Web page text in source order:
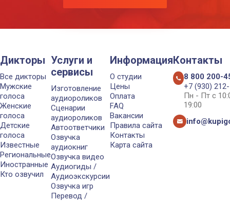
Дикторы
Все дикторы
Мужские
голоса
Женские
голоса
Детские
голоса
Известные
Региональные
Иностранные
Кто озвучил
Услуги и
сервисы
Изготовление
аудиороликов
Сценарии
аудиороликов
Автоответчики
Озвучка
аудиокниг
Озвучка видео
Аудиогиды /
Аудиоэкскурсии
Озвучка игр
Перевод /
Информация
О студии
Цены
Оплата
FAQ
Вакансии
Правила сайта
Контакты
Карта сайта
Контакты
8 800 200-
+7 (930)
Пн - Пт с
19:00